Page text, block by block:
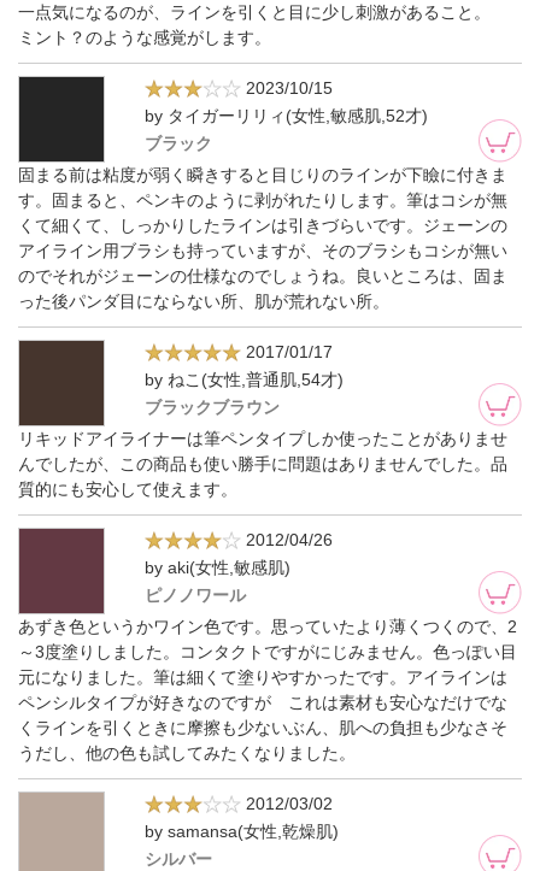
一点気になるのが、ラインを引くと目に少し刺激があること。
ミント？のような感覚がします。
2023/10/15
by タイガーリリィ(女性,敏感肌,52才)
ブラック
固まる前は粘度が弱く瞬きすると目じりのラインが下瞼に付きま
す。固まると、ペンキのように剥がれたりします。筆はコシが無
くて細くて、しっかりしたラインは引きづらいです。ジェーンの
アイライン用ブラシも持っていますが、そのブラシもコシが無い
のでそれがジェーンの仕様なのでしょうね。良いところは、固ま
った後パンダ目にならない所、肌が荒れない所。
2017/01/17
by ねこ(女性,普通肌,54才)
ブラックブラウン
リキッドアイライナーは筆ペンタイプしか使ったことがありませ
んでしたが、この商品も使い勝手に問題はありませんでした。品
質的にも安心して使えます。
2012/04/26
by aki(女性,敏感肌)
ピノノワール
あずき色というかワイン色です。思っていたより薄くつくので、2
～3度塗りしました。コンタクトですがにじみません。色っぽい目
元になりました。筆は細くて塗りやすかったです。アイラインは
ペンシルタイプが好きなのですが これは素材も安心なだけでな
くラインを引くときに摩擦も少ないぶん、肌への負担も少なさそ
うだし、他の色も試してみたくなりました。
2012/03/02
by samansa(女性,乾燥肌)
シルバー